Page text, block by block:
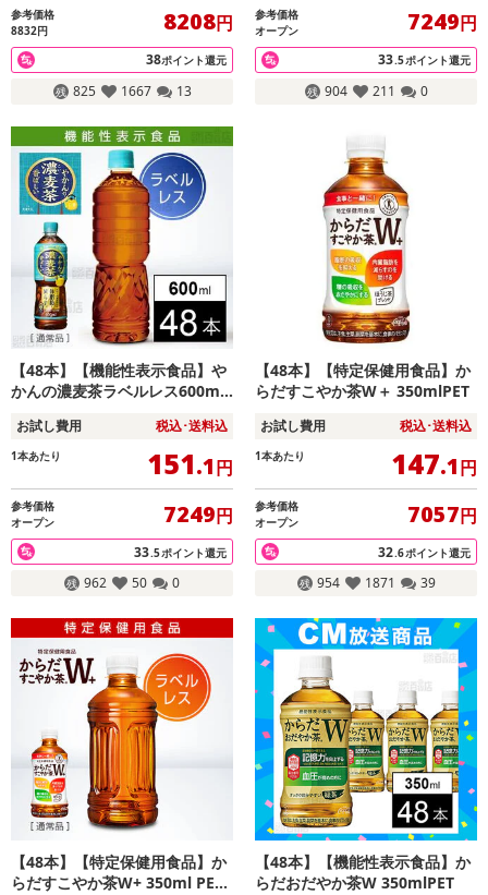
参考価格
8832円
8208円
38ポイント還元
825 1667 13
参考価格
オープン
7249円
33.5ポイント還元
904 211 0
【48本】【機能性表示食品】や
かんの濃麦茶ラベルレス600ml
お試し費用 税込･送料込
1本あたり 151.1円
参考価格
オープン
7249円
33.5ポイント還元
962 50 0
【48本】【特定保健用食品】か
らだすこやか茶W＋ 350mlPET
お試し費用 税込･送料込
1本あたり 147.1円
参考価格
オープン
7057円
32.6ポイント還元
954 1871 39
【48本】【特定保健用食品】か
らだすこやか茶W+ 350ml PET
【48本】【機能性表示食品】か
らだおだやか茶W 350mlPET